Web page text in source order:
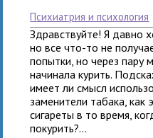
психиатрия и психология
Здравствуйте! Я давно
но все что-то не
попытки, но через пару
начинала курить.
имеет ли смысл
заменители табака, как
сигареты в то время,
покурить?...